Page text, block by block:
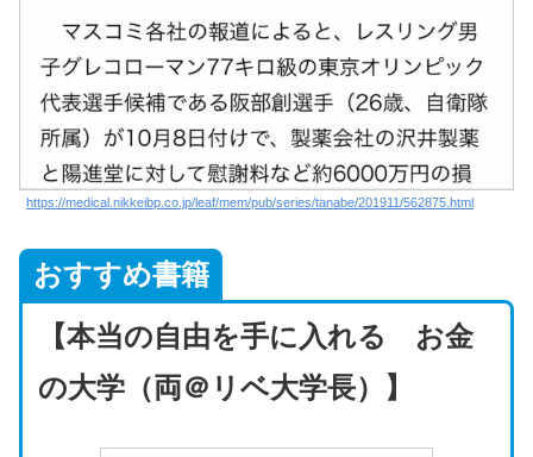
https://medical.nikkeibp.co.jp/leaf/mem/pub/series/tanabe/201911/562875.html
おすすめ書籍
【本当の自由を手に入れる お金
の大学（両＠リベ大学長）】